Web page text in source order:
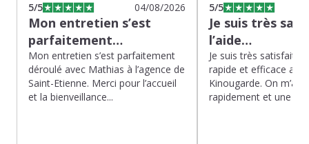
5/5 04/08/2026
Mon entretien s’est
parfaitement…
Mon entretien s’est parfaitement
déroulé avec Mathias à l’agence de
Saint-Etienne. Merci pour l’accueil
et la bienveillance...
5/5
Je suis très
l’aide…
Je suis très satisfaite
rapide et efficace
Kinougarde. On m’a
rapidement et une